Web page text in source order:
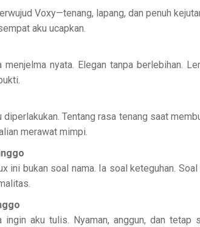
Voxy—tenang, lapang, dan penuh
aku ucapkan.
nyata. Elegan tanpa berlebihan.
Tentang rasa tenang saat
merawat mimpi.
ini bukan soal nama. Ia soal keteguhan.
aku tulis. Nyaman, anggun, dan